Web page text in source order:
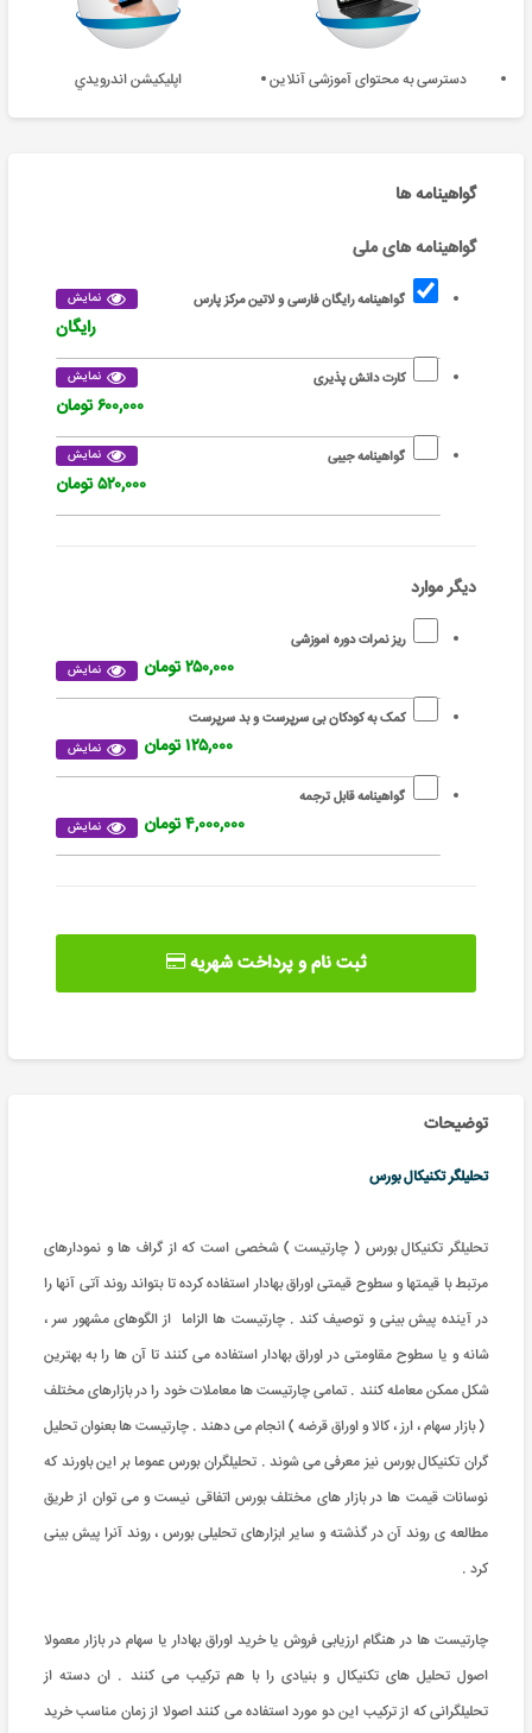
دسترسی به محتوای آموزشی آنلاین اپليکيشن اندرويدي
گواهینامه ها
گواهینامه های ملی
گواهینامه رایگان فارسی و لاتین مرکز پارس نمایش
رایگان
کارت دانش پذیری نمایش
۶۰۰,۰۰۰ تومان
گواهینامه جیبی نمایش
۵۲۰,۰۰۰ تومان
دیگر موارد
ریز نمرات دوره آموزشی
نمایش ۲۵۰,۰۰۰ تومان
کمک به کودکان بی سرپرست و بد سرپرست
نمایش ۱۲۵,۰۰۰ تومان
گواهینامه قابل ترجمه
نمایش ۴,۰۰۰,۰۰۰ تومان
ثبت نام و پرداخت شهریه
توضیحات
تحلیلگر تکنیکال بورس
تحلیلگر تکنیکال بورس ( چارتیست ) شخصی است که از گراف ها و نمودارهای
مرتبط با قیمتها و سطوح قیمتی اوراق بهادار استفاده کرده تا بتواند روند آتی آنها را
در آینده پیش بینی و توصیف کند . چارتیست ها الزاما از الگوهای مشهور سر ،
شانه و یا سطوح مقاومتی در اوراق بهادار استفاده می کنند تا آن ها را به بهترین
شکل ممکن معامله کنند . تمامی چارتیست ها معاملات خود را در بازارهای مختلف
( بازار سهام ، ارز ، کالا و اوراق قرضه ) انجام می دهند . چارتیست ها بعنوان تحلیل
گران تکنیکال بورس نیز معرفی می شوند . تحلیلگران بورس عموما بر این باورند که
نوسانات قیمت ها در بازار های مختلف بورس اتفاقی نیست و می توان از طریق
مطالعه ی روند آن در گذشته و سایر ابزارهای تحلیلی بورس ، روند آنرا پیش بینی
کرد .
چارتیست ها در هنگام ارزیابی فروش یا خرید اوراق بهادار یا سهام در بازار معمولا
اصول تحلیل های تکنیکال و بنیادی را با هم ترکیب می کنند . ان دسته از
تحلیلگرانی که از ترکیب این دو مورد استفاده می کنند اصولا از زمان مناسب خرید